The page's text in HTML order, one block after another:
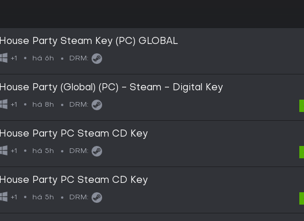
House Party Steam Key (PC) GLOBAL
+1 há 6h DRM:
House Party (Global) (PC) - Steam - Digital Key
+1 há 8h DRM:
House Party PC Steam CD Key
+1 há 5h DRM:
House Party PC Steam CD Key
+1 há 5h DRM: